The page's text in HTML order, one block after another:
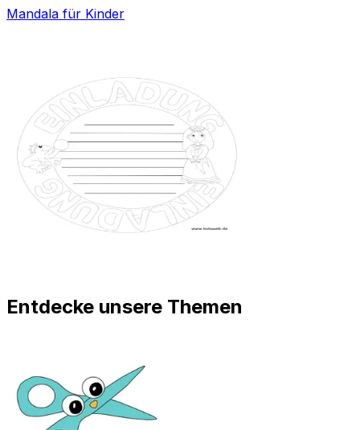
Mandala für Kinder
Entdecke unsere Themen